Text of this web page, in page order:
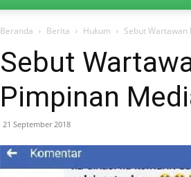
Beranda Berita Hukum Sebut
Sebut
Pimpinan
21 September 2018